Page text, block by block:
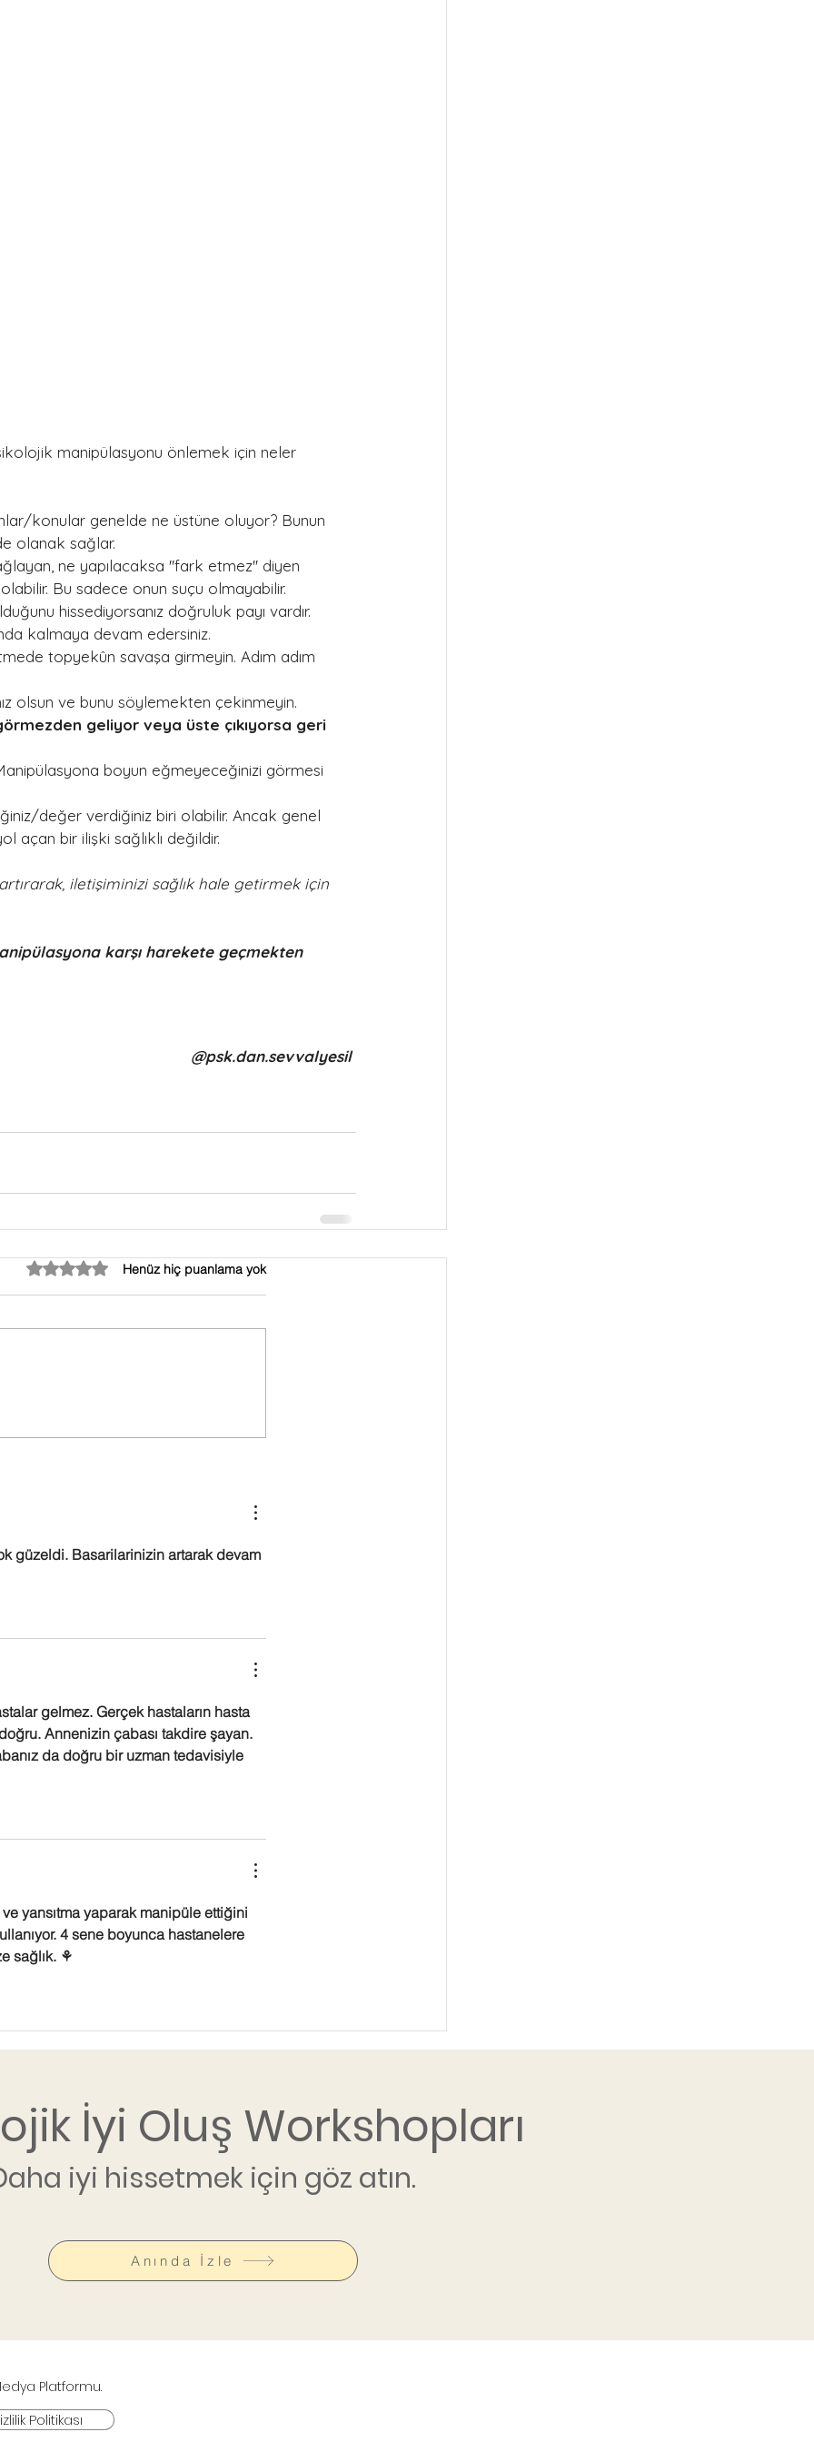
manipülasyonu önlemek için neler
konular genelde ne üstüne oluyor? Bunun
olanak sağlar.
ne yapılacaksa ''fark etmez'' diyen
olabilir. Bu sadece onun suçu olmayabilir.
hissediyorsanız doğruluk payı vardır.
kalmaya devam edersiniz.
topyekûn savaşa girmeyin. Adım adım
olsun ve bunu söylemekten çekinmeyin.
geliyor veya üste çıkıyorsa geri
boyun eğmeyeceğinizi görmesi
değer verdiğiniz biri olabilir. Ancak genel
açan bir ilişki sağlıklı değildir.
iletişiminizi sağlık hale getirmek için
karşı harekete geçmekten
@psk.dan.sevvalyesil
5 üzerinden 0 yıldızHenüz hiç puanlama yok
güzeldi. Basarilarinizin artarak devam
gelmez. Gerçek hastaların hasta
Annenizin çabası takdire şayan.
da doğru bir uzman tedavisiyle
yansıtma yaparak manipüle ettiğini
4 sene boyunca hastanelere
sağlık. ⚘
İyi Oluş Workshopları
iyi hissetmek için göz atın.
Anında İzle
Platformu.
Politikası